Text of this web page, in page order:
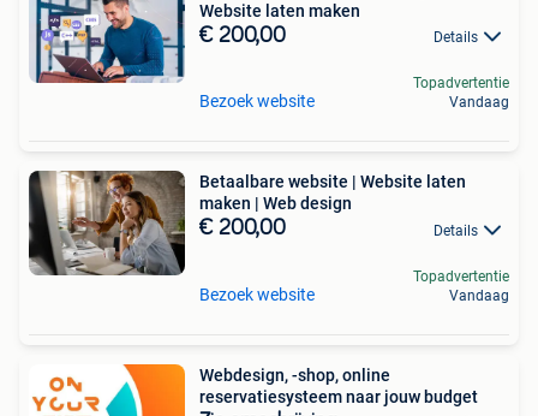
Website laten maken
€ 200,00 Details
Bezoek website
Topadvertentie
Vandaag
Betaalbare website | Website laten
maken | Web design
€ 200,00 Details
Bezoek website
Topadvertentie
Vandaag
Webdesign, -shop, online
reservatiesysteem naar jouw budget